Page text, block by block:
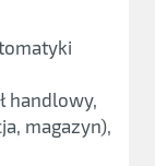
handlowy,
magazyn),